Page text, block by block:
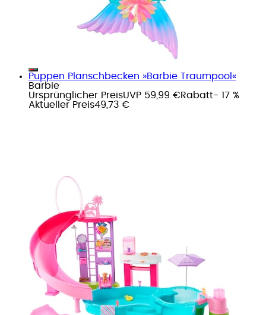
Puppen Planschbecken »Barbie Traumpool«
Barbie
Ursprünglicher PreisUVP 59,99 €Rabatt- 17 %
Aktueller Preis49,73 €